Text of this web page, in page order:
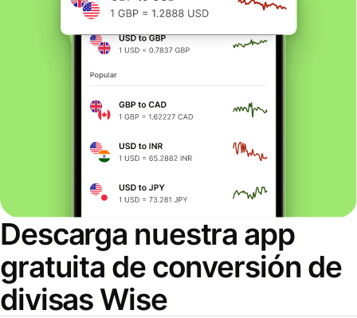
Descarga nuestra app
gratuita de conversión de
divisas Wise